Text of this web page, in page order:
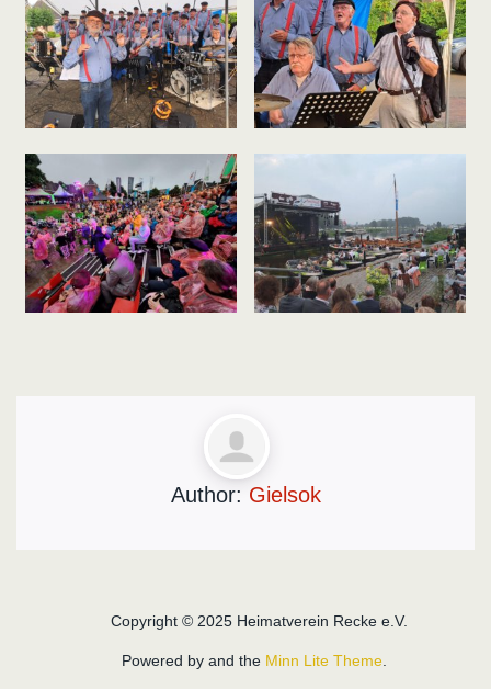
Author: Gielsok
Copyright © 2025 Heimatverein Recke e.V.
Powered by and the Minn Lite Theme.